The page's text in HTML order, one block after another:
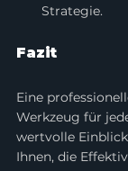
Strategie.
Fazit
Eine
Werkzeug für
wertvolle
Ihnen, die